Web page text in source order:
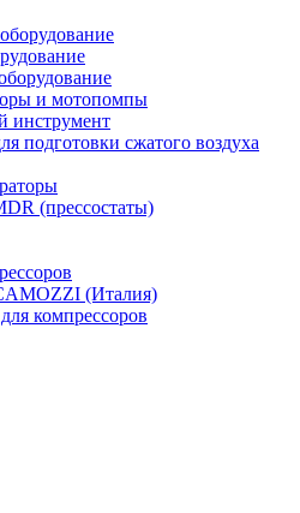
и мотопомпы
инструмент
подготовки сжатого воздуха
(прессостаты)
(Италия)
компрессоров